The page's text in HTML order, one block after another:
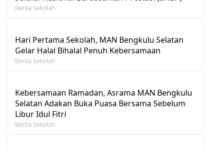
Berita Sekolah
Hari Pertama Sekolah, MAN Bengkulu Selatan
Gelar Halal Bihalal Penuh Kebersamaan
Berita Sekolah
Kebersamaan Ramadan, Asrama MAN Bengkulu
Selatan Adakan Buka Puasa Bersama Sebelum
Libur Idul Fitri
Berita Sekolah